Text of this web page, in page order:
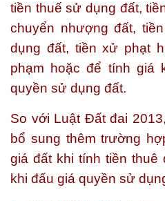
tiền thuế sử dụng đất,
chuyển nhượng đất,
dụng đất, tiền xử phạt
phạm hoặc để tính giá
quyền sử dụng đất.
So với Luật Đất đai
bổ sung thêm trường
giá đất khi tính tiền thuê
khi đấu giá quyền sử